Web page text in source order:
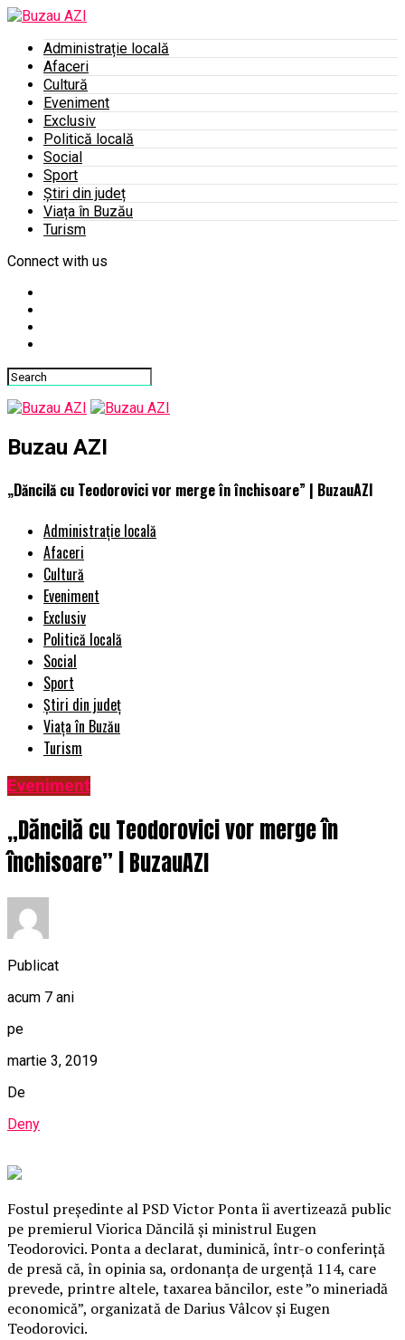
Administrație locală
Afaceri
Cultură
Eveniment
Exclusiv
Politică locală
Social
Sport
Știri din județ
Viața în Buzău
Turism
Connect with us
Buzau AZI
„Dăncilă cu Teodorovici vor merge în închisoare” | BuzauAZI
Administrație locală
Afaceri
Cultură
Eveniment
Exclusiv
Politică locală
Social
Sport
Știri din județ
Viața în Buzău
Turism
Eveniment
„Dăncilă cu Teodorovici vor merge în
închisoare” | BuzauAZI
Publicat
acum 7 ani
pe
martie 3, 2019
De
Deny
Fostul preşedinte al PSD Victor Ponta îi avertizează public
pe premierul Viorica Dăncilă şi ministrul Eugen
Teodorovici. Ponta a declarat, duminică, într-o conferinţă
de presă că, în opinia sa, ordonanţa de urgenţă 114, care
prevede, printre altele, taxarea băncilor, este ”o mineriadă
economică”, organizată de Darius Vâlcov şi Eugen
Teodorovici.